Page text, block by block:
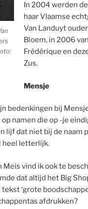
In 2004 werden
haar Vlaamse
Van Landuyt
Bloem, in 2006
Frédérique en
Zus.
Mensje
bedenkingen bij
namen die op -je
lijf dat niet bij de naam
heel letterlijk.
Meis vind ik ook te
dat altijd het Big
‘grote
afdrukken?